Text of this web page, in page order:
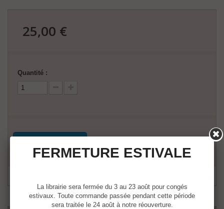
25,00 €
Quantité :
FERMETURE ESTIVALE
La librairie sera fermée du 3 au 23 août pour congés
estivaux. Toute commande passée pendant cette période
sera traitée le 24 août à notre réouverture.